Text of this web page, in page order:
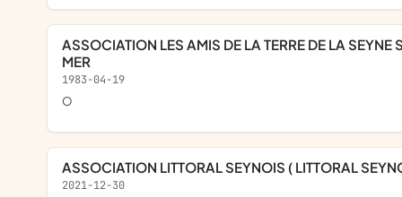
ASSOCIATION LES AMIS DE LA TERRE DE LA SEYNE SUR
MER
1983-04-19
o
ASSOCIATION LITTORAL SEYNOIS ( LITTORAL
2021-12-30